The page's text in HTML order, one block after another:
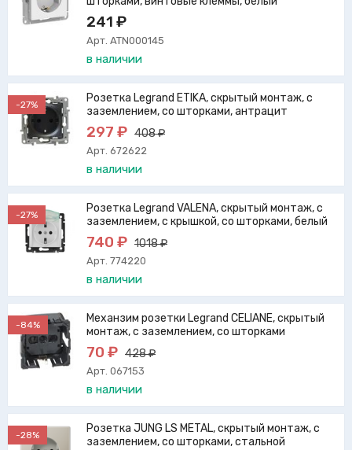
241 ₽
Арт. ATN000145
в наличии
-27%
Розетка Legrand ETIKA, скрытый монтаж, с
заземлением, со шторками, антрацит
297 ₽ 408 ₽
Арт. 672622
в наличии
-27%
Розетка Legrand VALENA, скрытый монтаж, с
заземлением, с крышкой, со шторками, белый
740 ₽ 1018 ₽
Арт. 774220
в наличии
-84%
Механзим розетки Legrand CELIANE, скрытый
монтаж, с заземлением, со шторками
70 ₽ 428 ₽
Арт. 067153
в наличии
-28%
Розетка JUNG LS METAL, скрытый монтаж, с
заземлением, со шторками, стальной